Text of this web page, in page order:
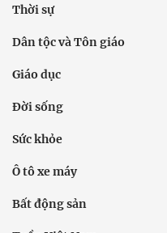
Thời sự
Dân tộc và Tôn giáo
Giáo dục
Đời sống
Sức khỏe
Ô tô xe máy
Bất động sản